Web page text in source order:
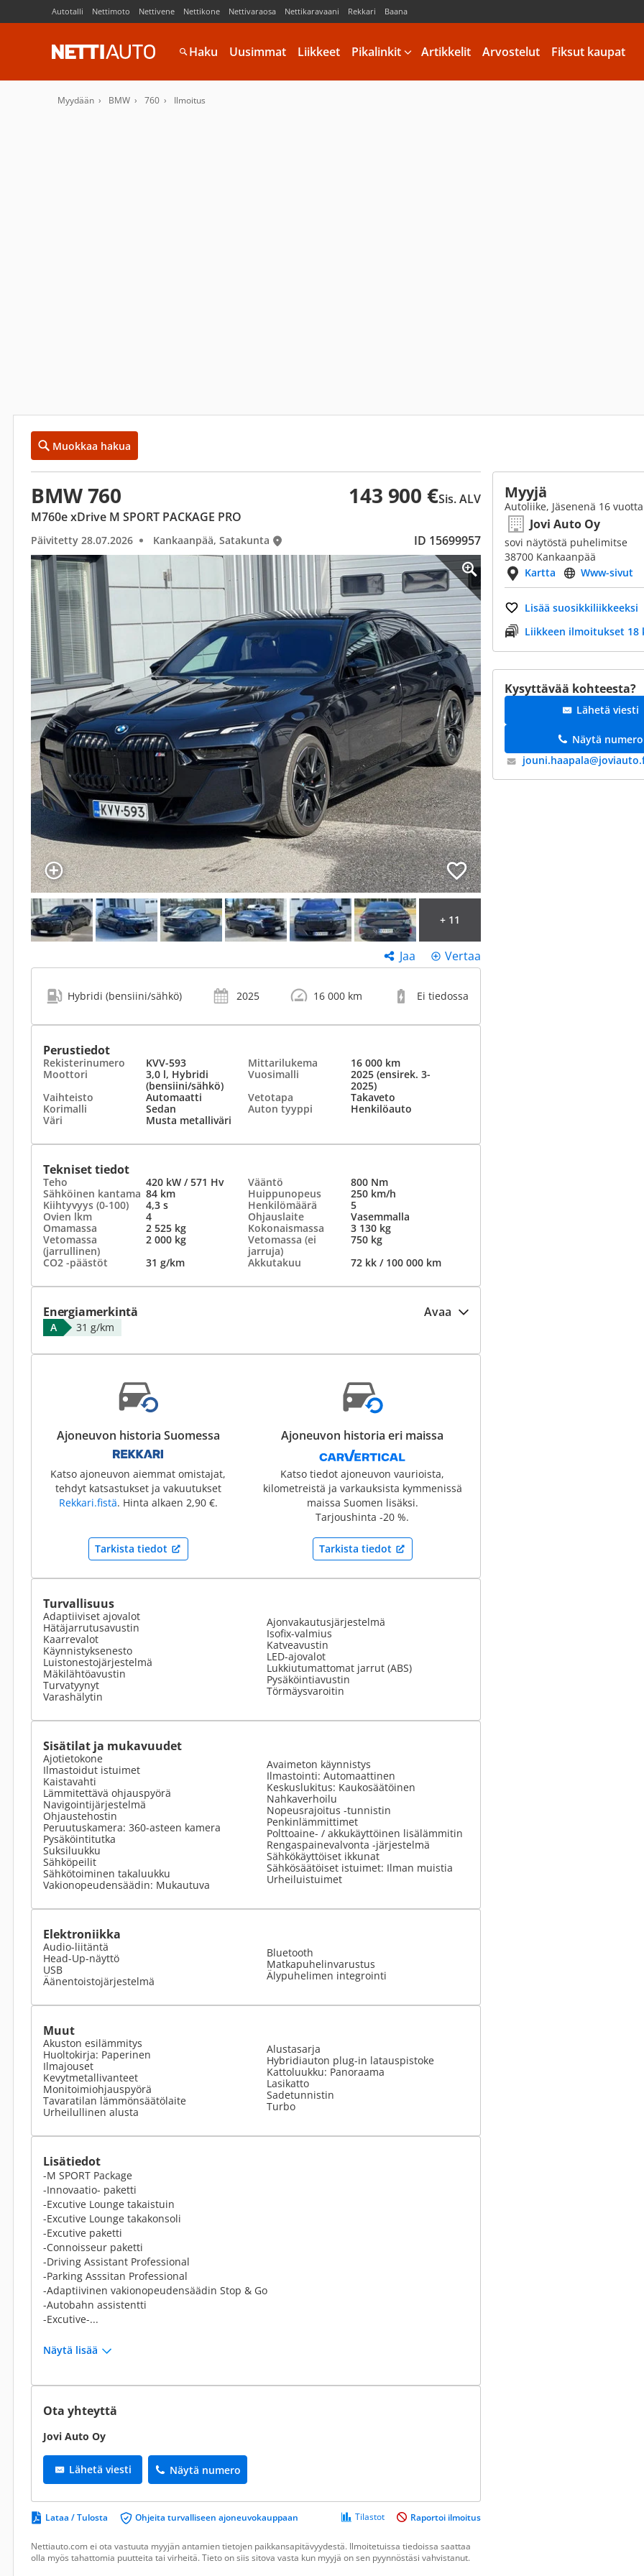
Autotalli Nettimoto Nettivene Nettikone Nettivaraosa Nettikaravaani Rekkari Baana
Haku Uusimmat Liikkeet Pikalinkit Artikkelit Arvostelut Fiksut kaupat
Myydään BMW 760 Ilmoitus
Muokkaa hakua
BMW 760 143 900 €Sis. ALV
M760e xDrive M SPORT PACKAGE PRO
Päivitetty 28.07.2026 Kankaanpää, Satakunta ID 15699957
+ 11
Jaa Vertaa
Hybridi (bensiini/sähkö) 2025 16 000 km Ei tiedossa
Perustiedot
Rekisterinumero KVV-593 Mittarilukema
16 000 km
Moottori
3,0 l, Hybridi
(bensiini/sähkö)
Vuosimalli
2025 (ensirek. 3-
2025)
Vaihteisto
Automaatti Vetotapa
Takaveto
Korimalli
Sedan Auton tyyppi
Henkilöauto
Väri
Musta metalliväri
Tekniset tiedot
Teho 420 kW / 571 Hv Vääntö
800 Nm
Sähköinen kantama 84 km Huippunopeus
250 km/h
Kiihtyvyys (0-100)
4,3 s Henkilömäärä
5
Ovien lkm
4 Ohjauslaite
Vasemmalla
Omamassa
2 525 kg Kokonaismassa
3 130 kg
Vetomassa
(jarrullinen)
2 000 kg
Vetomassa (ei
jarruja)
750 kg
CO2 -päästöt
31 g/km Akkutakuu 72 kk / 100 000 km
Energiamerkintä Avaa
A 31 g/km
Ajoneuvon historia Suomessa
Katso ajoneuvon aiemmat omistajat,
tehdyt katsastukset ja vakuutukset
Rekkari.fistä. Hinta alkaen 2,90 €.
Tarkista tiedot
Ajoneuvon historia eri maissa
Katso tiedot ajoneuvon vaurioista,
kilometreistä ja varkauksista kymmenissä
maissa Suomen lisäksi.
Tarjoushinta -20 %.
Tarkista tiedot
Turvallisuus
Adaptiiviset ajovalot
Hätäjarrutusavustin
Kaarrevalot
Käynnistyksenesto
Luistonestojärjestelmä
Mäkilähtöavustin
Turvatyynyt
Varashälytin
Ajonvakautusjärjestelmä
Isofix-valmius
Katveavustin
LED-ajovalot
Lukkiutumattomat jarrut (ABS)
Pysäköintiavustin
Törmäysvaroitin
Sisätilat ja mukavuudet
Ajotietokone
Ilmastoidut istuimet
Kaistavahti
Lämmitettävä ohjauspyörä
Navigointijärjestelmä
Ohjaustehostin
Peruutuskamera: 360-asteen kamera
Pysäköintitutka
Suksiluukku
Sähköpeilit
Sähkötoiminen takaluukku
Vakionopeudensäädin: Mukautuva
Avaimeton käynnistys
Ilmastointi: Automaattinen
Keskuslukitus: Kaukosäätöinen
Nahkaverhoilu
Nopeusrajoitus -tunnistin
Penkinlämmittimet
Polttoaine- / akkukäyttöinen lisälämmitin
Rengaspainevalvonta -järjestelmä
Sähkökäyttöiset ikkunat
Sähkösäätöiset istuimet: Ilman muistia
Urheiluistuimet
Elektroniikka
Audio-liitäntä
Head-Up-näyttö
USB
Äänentoistojärjestelmä
Bluetooth
Matkapuhelinvarustus
Älypuhelimen integrointi
Muut
Akuston esilämmitys
Huoltokirja: Paperinen
Ilmajouset
Kevytmetallivanteet
Monitoimiohjauspyörä
Tavaratilan lämmönsäätölaite
Urheilullinen alusta
Alustasarja
Hybridiauton plug-in latauspistoke
Kattoluukku: Panoraama
Lasikatto
Sadetunnistin
Turbo
Lisätiedot
-M SPORT Package
-Innovaatio- paketti
-Excutive Lounge takaistuin
-Excutive Lounge takakonsoli
-Excutive paketti
-Connoisseur paketti
-Driving Assistant Professional
-Parking Asssitan Professional
-Adaptiivinen vakionopeudensäädin Stop & Go
-Autobahn assistentti
-Excutive-...
Näytä lisää
Ota yhteyttä
Jovi Auto Oy
Lähetä viesti Näytä numero
Lataa / Tulosta Ohjeita turvalliseen ajoneuvokauppaan Tilastot Raportoi ilmoitus
Nettiauto.com ei ota vastuuta myyjän antamien tietojen paikkansapitävyydestä. Ilmoitetuissa tiedoissa saattaa
olla myös tahattomia puutteita tai virheitä. Tieto on siis sitova vasta kun myyjä on sen pyynnöstäsi vahvistanut.
Myyjä
Autoliike, Jäsenenä 16 vuotta
Jovi Auto Oy
sovi näytöstä puhelimitse
38700 Kankaanpää
Kartta
Www-sivut
Lisää suosikkiliikkeeksi
Liikkeen ilmoitukset 18
Kysyttävää kohteesta?
Lähetä viesti
Näytä numero